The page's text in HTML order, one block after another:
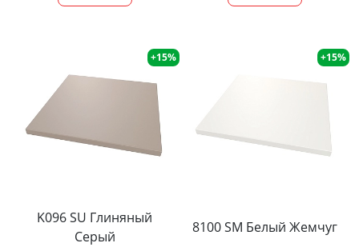
+15%
K096 SU Глиняный
Серый
+15%
8100 SM Белый Жемчуг